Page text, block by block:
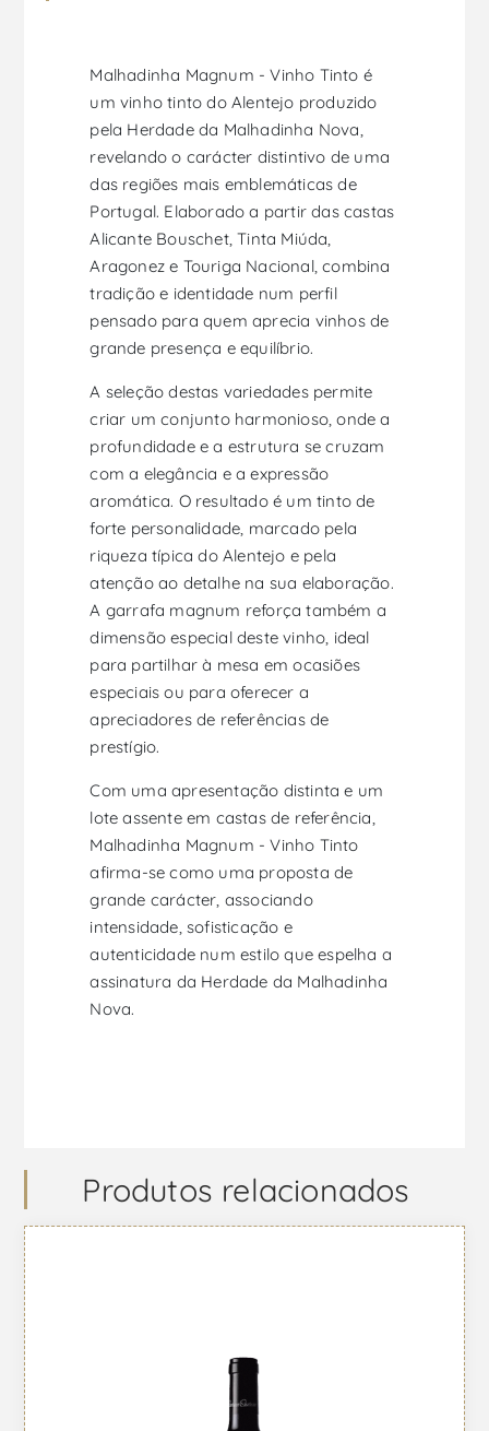
Malhadinha Magnum - Vinho Tinto é
um vinho tinto do Alentejo produzido
pela Herdade da Malhadinha Nova,
revelando o carácter distintivo de uma
das regiões mais emblemáticas de
Portugal. Elaborado a partir das castas
Alicante Bouschet, Tinta Miúda,
Aragonez e Touriga Nacional, combina
tradição e identidade num perfil
pensado para quem aprecia vinhos de
grande presença e equilíbrio.
A seleção destas variedades permite
criar um conjunto harmonioso, onde a
profundidade e a estrutura se cruzam
com a elegância e a expressão
aromática. O resultado é um tinto de
forte personalidade, marcado pela
riqueza típica do Alentejo e pela
atenção ao detalhe na sua elaboração.
A garrafa magnum reforça também a
dimensão especial deste vinho, ideal
para partilhar à mesa em ocasiões
especiais ou para oferecer a
apreciadores de referências de
prestígio.
Com uma apresentação distinta e um
lote assente em castas de referência,
Malhadinha Magnum - Vinho Tinto
afirma-se como uma proposta de
grande carácter, associando
intensidade, sofisticação e
autenticidade num estilo que espelha a
assinatura da Herdade da Malhadinha
Nova.
Produtos relacionados